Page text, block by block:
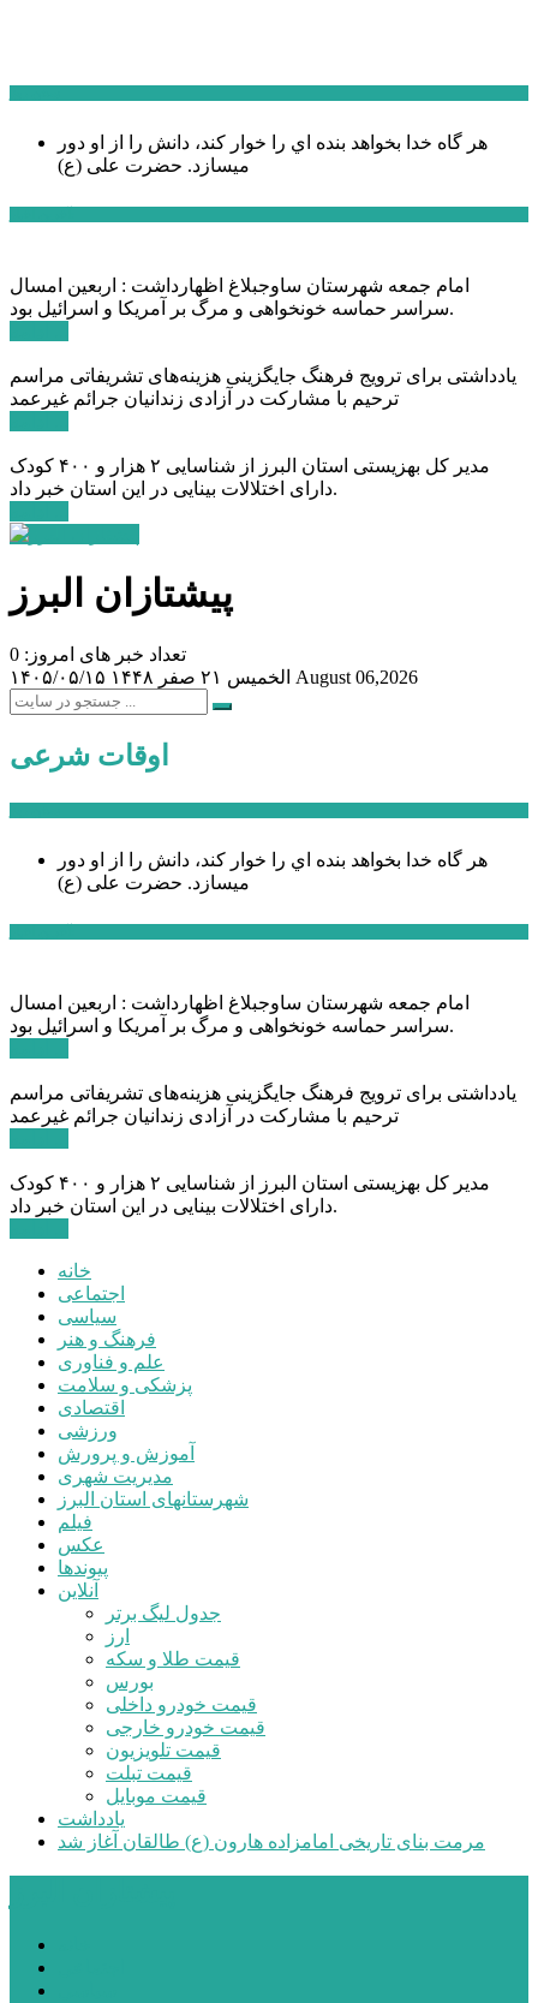
هر گاه خدا بخواهد بنده اي را خوار كند، دانش را از او دور
میسازد. حضرت علی (ع)
امام جمعه شهرستان ساوجبلاغ اظهارداشت : اربعین امسال
سراسر حماسه خونخواهی و مرگ بر آمریکا و اسرائیل بود.
یادداشتی برای ترویج فرهنگ جایگزینی هزینه‌های تشریفاتی مراسم
ترحیم با مشارکت در آزادی زندانیان جرائم غیرعمد
مدیر کل بهزیستی استان البرز از شناسایی ۲ هزار و ۴۰۰ کودک
دارای اختلالات بینایی در این استان خبر داد.
پیشتازان البرز
تعداد خبر های امروز: 0
۱۴۰۵/۰۵/۱۵
الخميس ۲۱ صفر ۱۴۴۸ August 06,2026
اوقات شرعی
هر گاه خدا بخواهد بنده اي را خوار كند، دانش را از او دور
میسازد. حضرت علی (ع)
امام جمعه شهرستان ساوجبلاغ اظهارداشت : اربعین امسال
سراسر حماسه خونخواهی و مرگ بر آمریکا و اسرائیل بود.
یادداشتی برای ترویج فرهنگ جایگزینی هزینه‌های تشریفاتی مراسم
ترحیم با مشارکت در آزادی زندانیان جرائم غیرعمد
مدیر کل بهزیستی استان البرز از شناسایی ۲ هزار و ۴۰۰ کودک
دارای اختلالات بینایی در این استان خبر داد.
خانه
اجتماعی
سیاسی
فرهنگ و هنر
علم و فناوری
پزشکی و سلامت
اقتصادی
ورزشی
آموزش و پرورش
مدیریت شهری
شهرستانهای استان البرز
فیلم
عکس
پیوندها
آنلاین
جدول لیگ برتر
ارز
قیمت طلا و سکه
بورس
قیمت خودرو داخلی
قیمت خودرو خارجی
قیمت تلویزیون
قیمت تبلت
قیمت موبایل
یادداشت
مرمت بنای تاریخی امامزاده هارون (ع) طالقان آغاز شد